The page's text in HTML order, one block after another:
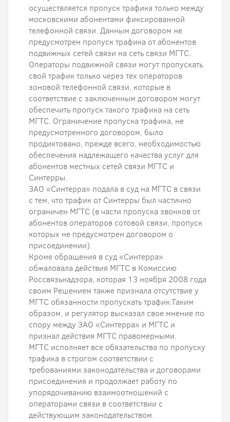
осуществляется пропуск трафика только между
московскими абонентами фиксированной
телефонной связи. Данным договором не
предусмотрен пропуск трафика от абонентов
подвижных сетей связи на сеть связи МГТС.
Операторы подвижной связи могут пропускать
свой трафик только через тех операторов
зоновой телефонной связи, которые в
соответствие с заключенным договором могут
обеспечить пропуск такого трафика на сеть
МГТС. Ограничение пропуска трафика, не
предусмотренного договором, было
продиктовано, прежде всего, необходимостью
обеспечения надлежащего качества услуг для
абонентов местных сетей связи МГТС и
Синтерры.
ЗАО «Синтерра» подала в суд на МГТС в связи
с тем, что трафик от Синтерры был частично
ограничен МГТС (в части пропуска звонков от
абонентов операторов сотовой связи, пропуск
которых не предусмотрен договором о
присоединении).
Кроме обращения в суд «Синтерра»
обжаловала действия МГТС в Комиссию
Россвязьнадзора, которая 13 ноября 2008 года
своим Решением также признала отсутствие у
МГТС обязанности пропускать трафик.Таким
образом, и регулятор высказал свое мнение по
спору между ЗАО «Синтерра» и МГТС и
признал действия МГТС правомерными.
МГТС исполняет все обязательства по пропуску
трафика в строгом соответствии с
требованиями законодательства и договорами
присоединения и продолжает работу по
упорядочиванию взаимоотношений с
операторами связи в соответствии с
действующим законодательством.